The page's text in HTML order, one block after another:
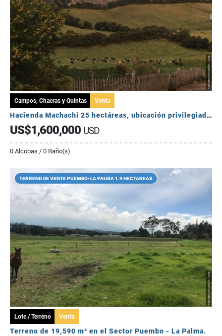
Campos, Chacras y Quintas Venta
Hacienda Machachi 25 hectáreas, ubicación privilegiada. Mucha Agua
US$1,600,000 USD
0 Alcobas / 0 Baño(s)
TERRENO DE VENTA PUEMBO-LA PALMA 1.9 HECTAREAS
Lote / Terreno Venta
Terreno de 19,590 m² en el Sector Puembo - La Palma.